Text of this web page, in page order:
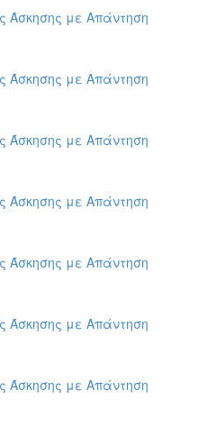
Άσκησης με Απάντηση
Άσκησης με Απάντηση
Άσκησης με Απάντηση
Άσκησης με Απάντηση
Άσκησης με Απάντηση
Άσκησης με Απάντηση
Άσκησης με Απάντηση